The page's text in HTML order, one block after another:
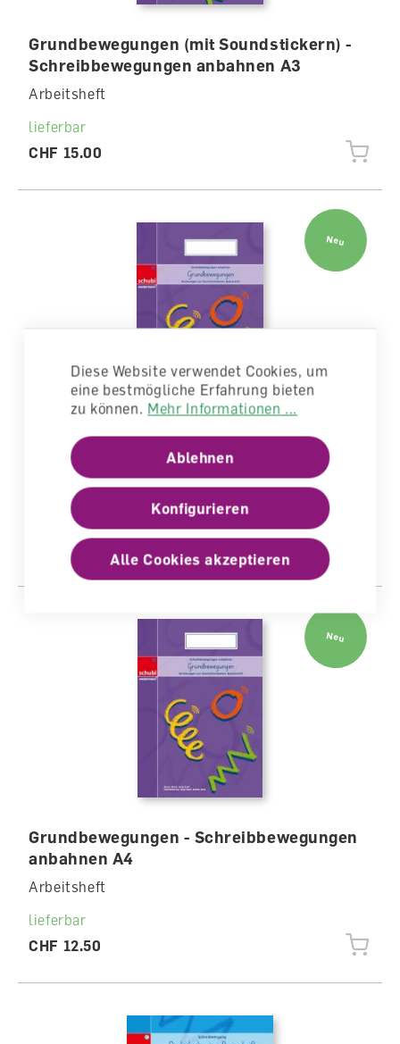
Grundbewegungen (mit Soundstickern) -
Schreibbewegungen anbahnen A3
Arbeitsheft
lieferbar
CHF 15.00
Neu
Grundbewegungen - Schreibbewegungen
anbahnen A3
Arbeitsheft
lieferbar
CHF 14.50
Neu
Grundbewegungen - Schreibbewegungen
anbahnen A4
Arbeitsheft
lieferbar
CHF 12.50
Diese Website verwendet Cookies, um
eine bestmögliche Erfahrung bieten
zu können. Mehr Informationen ...
Ablehnen
Konfigurieren
Alle Cookies akzeptieren